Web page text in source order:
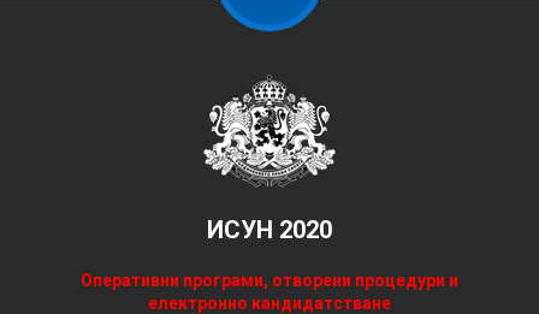
ИСУН 2020
Оперативни програми, отворени процедури и
електронно кандидатстване